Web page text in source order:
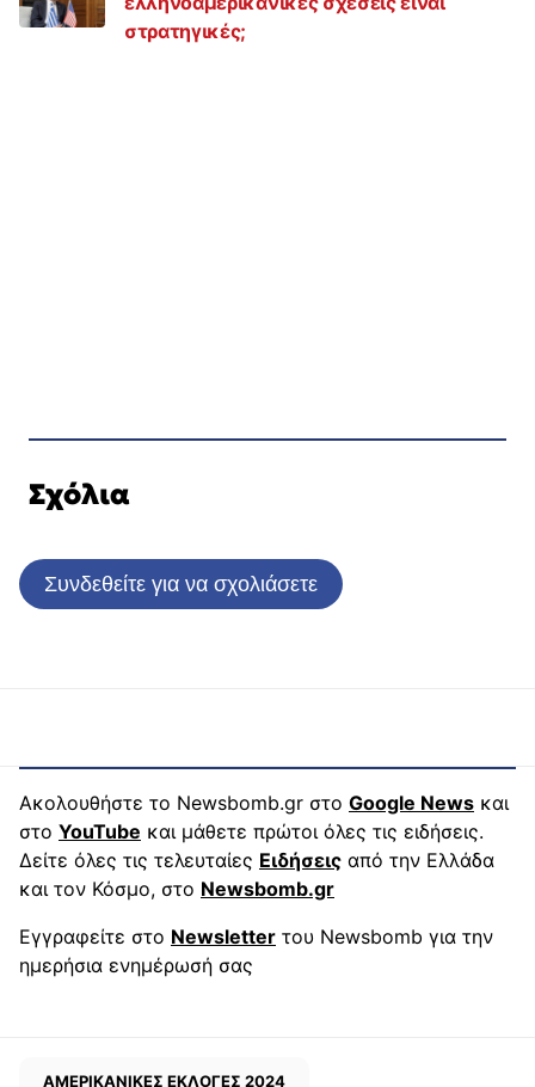
στρατηγικές;
Σχόλια
Συνδεθείτε για να σχολιάσετε
Ακολουθήστε το Newsbomb.gr στο Google News και
στο YouTube και μάθετε πρώτοι όλες τις ειδήσεις.
Δείτε όλες τις τελευταίες Ειδήσεις από την Ελλάδα
και τον Κόσμο, στο Newsbomb.gr
Εγγραφείτε στο Newsletter του Newsbomb για την
ημερήσια ενημέρωσή σας
ΑΜΕΡΙΚΑΝΙΚΕΣ ΕΚΛΟΓΕΣ 2024